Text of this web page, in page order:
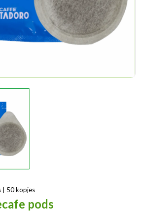
| 50 kopjes
pods